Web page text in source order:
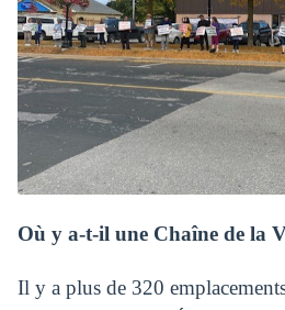
Où y a-t-il une Chaîne de la
Il y a plus de 320